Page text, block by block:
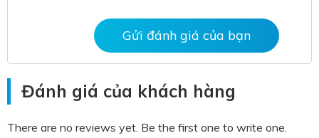
Gửi đánh giá của bạn
Đánh giá của khách hàng
There are no reviews yet. Be the first one to write one.